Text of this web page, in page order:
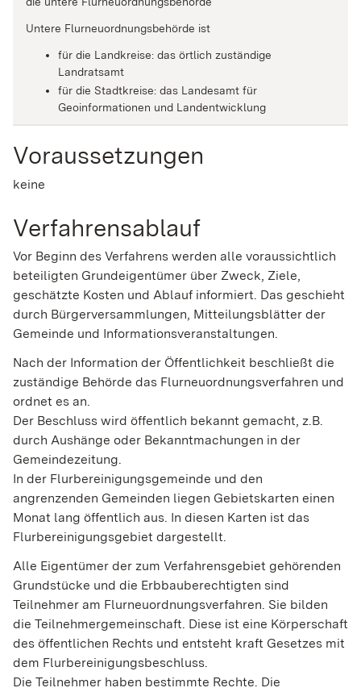
Untere Flurneuordnungsbehörde ist
für die Landkreise: das örtlich zuständige
Landratsamt
für die Stadtkreise: das Landesamt für
Geoinformationen und Landentwicklung
Voraussetzungen
keine
Verfahrensablauf
Vor Beginn des Verfahrens werden alle voraussichtlich
beteiligten Grundeigentümer über Zweck, Ziele,
geschätzte Kosten und Ablauf informiert. Das geschieht
durch Bürgerversammlungen, Mitteilungsblätter der
Gemeinde und Informationsveranstaltungen.
Nach der Information der Öffentlichkeit beschließt die
zuständige Behörde das Flurneuordnungsverfahren und
ordnet es an.
Der Beschluss wird öffentlich bekannt gemacht, z.B.
durch Aushänge oder Bekanntmachungen in der
Gemeindezeitung.
In der Flurbereinigungsgemeinde und den
angrenzenden Gemeinden liegen Gebietskarten einen
Monat lang öffentlich aus. In diesen Karten ist das
Flurbereinigungsgebiet dargestellt.
Alle Eigentümer der zum Verfahrensgebiet gehörenden
Grundstücke und die Erbbauberechtigten sind
Teilnehmer am Flurneuordnungsverfahren. Sie bilden
die Teilnehmergemeinschaft. Diese ist eine Körperschaft
des öffentlichen Rechts und entsteht kraft Gesetzes mit
dem Flurbereinigungsbeschluss.
Die Teilnehmer haben bestimmte Rechte. Die